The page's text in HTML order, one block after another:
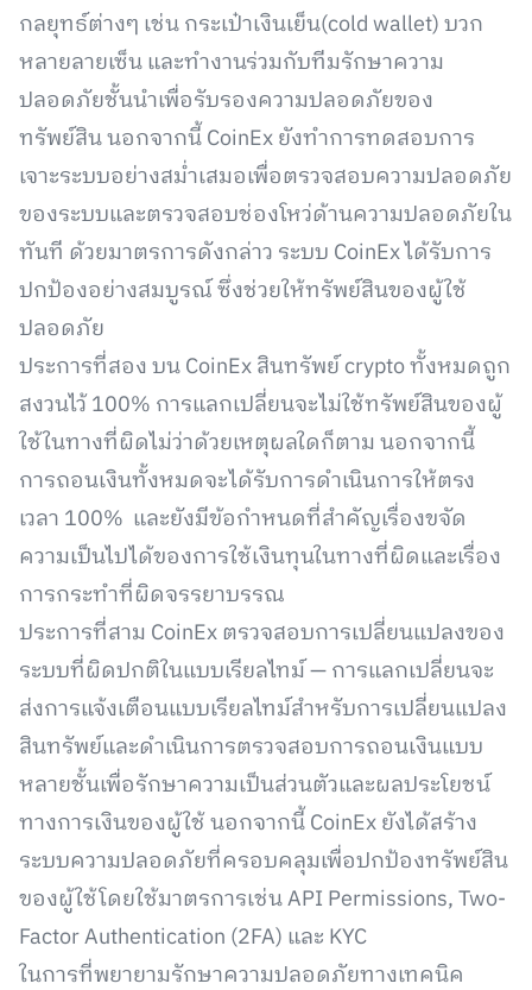
กลยุทธ์ต่างๆ เช่น กระเป๋าเงินเย็น(cold wallet) บวก
หลายลายเซ็น และทำงานร่วมกับทีมรักษาความ
ปลอดภัยชั้นนำเพื่อรับรองความปลอดภัยของ
ทรัพย์สิน นอกจากนี้ CoinEx ยังทำการทดสอบการ
เจาะระบบอย่างสม่ำเสมอเพื่อตรวจสอบความปลอดภัย
ของระบบและตรวจสอบช่องโหว่ด้านความปลอดภัยใน
ทันที ด้วยมาตรการดังกล่าว ระบบ CoinEx ได้รับการ
ปกป้องอย่างสมบูรณ์ ซึ่งช่วยให้ทรัพย์สินของผู้ใช้
ปลอดภัย
ประการที่สอง บน CoinEx สินทรัพย์ crypto ทั้งหมดถูก
สงวนไว้ 100% การแลกเปลี่ยนจะไม่ใช้ทรัพย์สินของผู้
ใช้ในทางที่ผิดไม่ว่าด้วยเหตุผลใดก็ตาม นอกจากนี้
การถอนเงินทั้งหมดจะได้รับการดำเนินการให้ตรง
เวลา 100% และยังมีข้อกำหนดที่สำคัญเรื่องขจัด
ความเป็นไปได้ของการใช้เงินทุนในทางที่ผิดและเรื่อง
การกระทำที่ผิดจรรยาบรรณ
ประการที่สาม CoinEx ตรวจสอบการเปลี่ยนแปลงของ
ระบบที่ผิดปกติในแบบเรียลไทม์ — การแลกเปลี่ยนจะ
ส่งการแจ้งเตือนแบบเรียลไทม์สำหรับการเปลี่ยนแปลง
สินทรัพย์และดำเนินการตรวจสอบการถอนเงินแบบ
หลายชั้นเพื่อรักษาความเป็นส่วนตัวและผลประโยชน์
ทางการเงินของผู้ใช้ นอกจากนี้ CoinEx ยังได้สร้าง
ระบบความปลอดภัยที่ครอบคลุมเพื่อปกป้องทรัพย์สิน
ของผู้ใช้โดยใช้มาตรการเช่น API Permissions, Two-
Factor Authentication (2FA) และ KYC
ในการที่พยายามรักษาความปลอดภัยทางเทคนิค